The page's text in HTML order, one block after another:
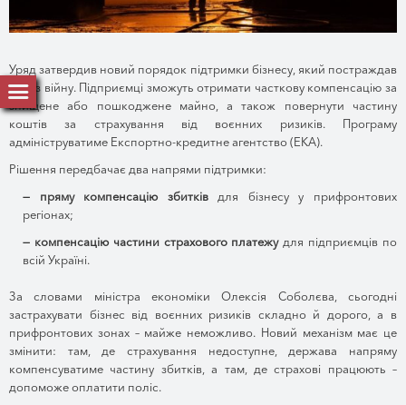
Уряд затвердив новий порядок підтримки бізнесу, який постраждав
через війну. Підприємці зможуть отримати часткову компенсацію за
знищене або пошкоджене майно, а також повернути частину
коштів за страхування від воєнних ризиків. Програму
адмініструватиме Експортно-кредитне агентство (ЕКА).
Рішення передбачає два напрями підтримки:
— пряму компенсацію збитківдля бізнесу у прифронтових
регіонах;
— компенсацію частини страхового платежудля підприємців по
всій Україні.
За словами міністра економіки Олексія Соболєва, сьогодні
застрахувати бізнес від воєнних ризиків складно й дорого, а в
прифронтових зонах – майже неможливо. Новий механізм має це
змінити: там, де страхування недоступне, держава напряму
компенсуватиме частину збитків, а там, де страхові працюють –
допоможе оплатити поліс.